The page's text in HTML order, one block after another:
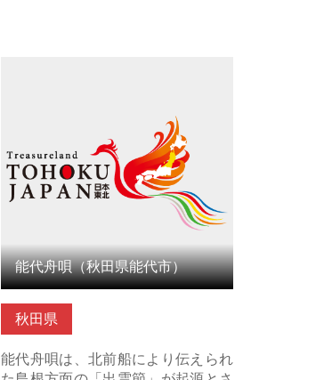
秋田県
能代舟唄は、北前船により伝えられ
能代舟唄（秋田県能代市）